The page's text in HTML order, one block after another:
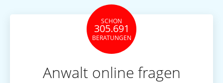
SCHON
305.691
BERATUNGEN
Anwalt online fragen